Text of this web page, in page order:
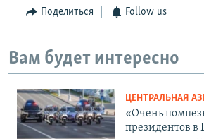
Поделиться Follow us
Вам будет интересно
ЦЕНТРАЛЬНАЯ
«Очень
президентов в